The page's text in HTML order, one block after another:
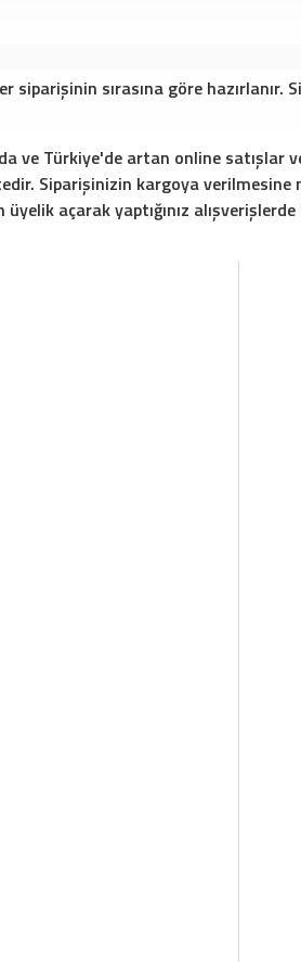
siparişinin sırasına göre
ve Türkiye'de artan online
Siparişinizin kargoya
açarak yaptığınız